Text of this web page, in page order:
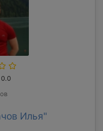
0.0
Илья"